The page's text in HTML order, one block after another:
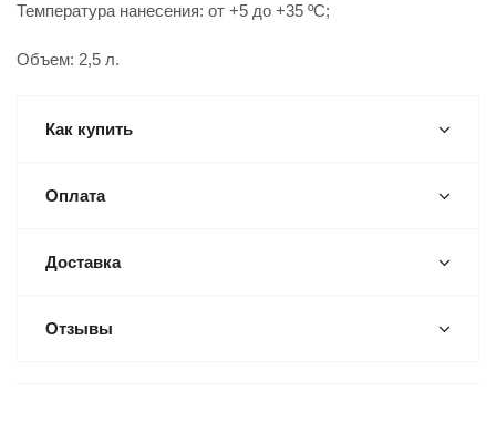
Температура нанесения: от +5 до +35 ºС;
Объем: 2,5 л.
Как купить
Оплата
Доставка
Отзывы